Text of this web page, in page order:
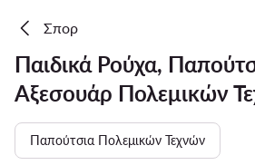
Σπορ
Παιδικά Ρούχα,
Αξεσουάρ Πολεμικών
Παπούτσια Πολεμικών Τεχνών